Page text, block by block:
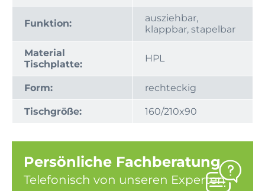
Funktion:
ausziehbar,
klappbar, stapelbar
Material
Tischplatte:
HPL
Form: rechteckig
Tischgröße: 160/210x90
Persönliche Fachberatung
Telefonisch von unseren Experten